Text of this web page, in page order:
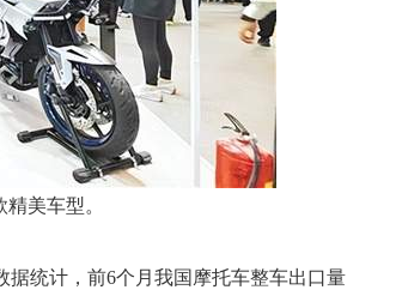
美车型。
统计，前6个月我国摩托车整车出口量